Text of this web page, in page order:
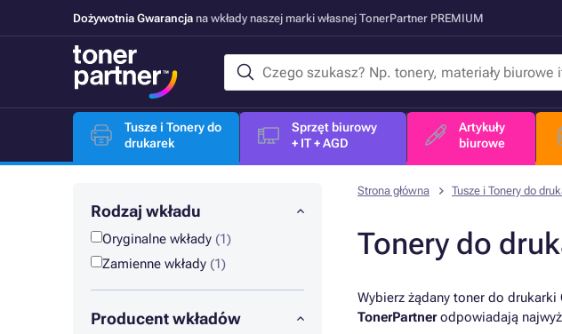
Dożywotnia Gwarancja na wkłady naszej marki własnej TonerPartner PREMIUM
Tusze i Tonery do
drukarek
Sprzęt biurowy
+ IT + AGD
Artykuły
biurowe
Rodzaj wkładu
Oryginalne wkłady (1)
Zamienne wkłady (1)
Producent wkładów
Strona główna Tusze i Tonery do
Tonery do
Wybierz żądany toner do drukarki
TonerPartnerodpowiadają